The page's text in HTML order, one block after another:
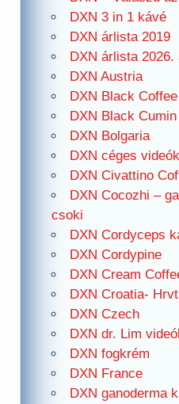
DXN 3 in 1 kávé
DXN árlista 2019
DXN árlista 2026.
DXN Austria
DXN Black
DXN Black Cumin
DXN Bolgaria
DXN céges videók
DXN Civattino
DXN Cocozhi –
csoki
DXN Cordyceps
DXN Cordypine
DXN Cream
DXN Croatia-
DXN Czech
DXN dr. Lim
DXN fogkrém
DXN France
DXN ganoderma